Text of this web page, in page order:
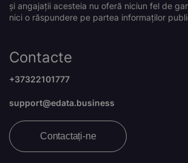
și angajații acesteia nu oferă niciun fel de
nici o răspundere pe partea informaților
Contacte
+37322101777
support@edata.business
Contactați-ne